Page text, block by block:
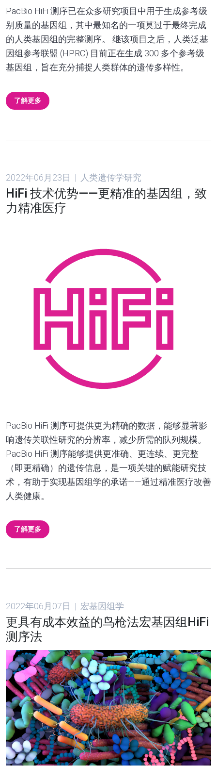
PacBio HiFi 测序已在众多研究项目中用于生成参考级
别质量的基因组，其中最知名的一项莫过于最终完成
的人类基因组的完整测序。 继该项目之后，人类泛基
因组参考联盟 (HPRC) 目前正在生成 300 多个参考级
基因组，旨在充分捕捉人类群体的遗传多样性。
了解更多
2022年06月23日 | 人类遗传学研究
HiFi 技术优势——更精准的基因组，致
力精准医疗
PacBio HiFi 测序可提供更为精确的数据，能够显著影
响遗传关联性研究的分辨率，减少所需的队列规模。
PacBio HiFi 测序能够提供更准确、更连续、更完整
（即更精确）的遗传信息，是一项关键的赋能研究技
术，有助于实现基因组学的承诺——通过精准医疗改善
人类健康。
了解更多
2022年06月07日 | 宏基因组学
更具有成本效益的鸟枪法宏基因组HiFi
测序法